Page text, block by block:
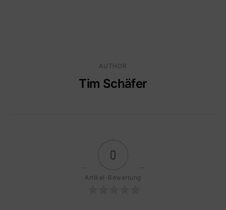
AUTHOR
Tim Schäfer
0
Artikel-Bewertung